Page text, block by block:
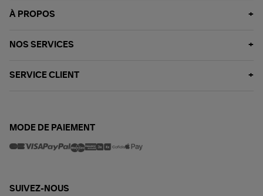
À PROPOS
NOS SERVICES
SERVICE CLIENT
MODE DE PAIEMENT
SUIVEZ-NOUS